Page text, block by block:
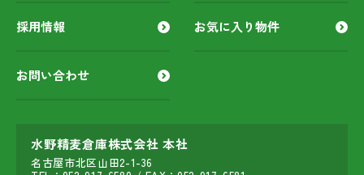
採用情報 お気に入り物件
お問い合わせ
水野精麦倉庫株式会社 本社
名古屋市北区山田2-1-36